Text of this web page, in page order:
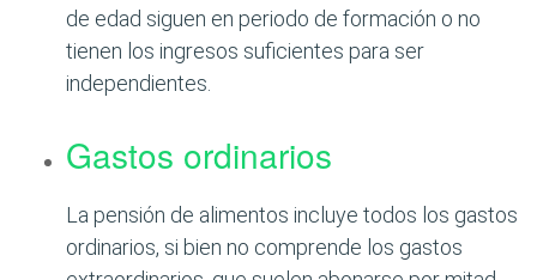
de edad siguen en periodo de formación o no
tienen los ingresos suficientes para ser
independientes.
Gastos ordinarios
La pensión de alimentos incluye todos los gastos
ordinarios, si bien no comprende los gastos